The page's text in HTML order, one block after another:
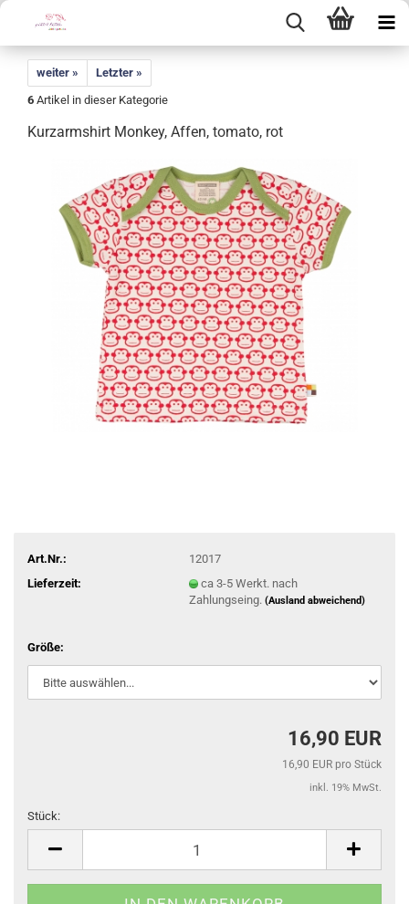
weiter »
Letzter »
6 Artikel in dieser Kategorie
Kurzarmshirt Monkey, Affen, tomato, rot
Art.Nr.:
12017
Lieferzeit:
ca 3-5 Werkt. nach
Zahlungseing. (Ausland abweichend)
Größe:
16,90 EUR
16,90 EUR pro Stück
inkl. 19% MwSt.
Stück: